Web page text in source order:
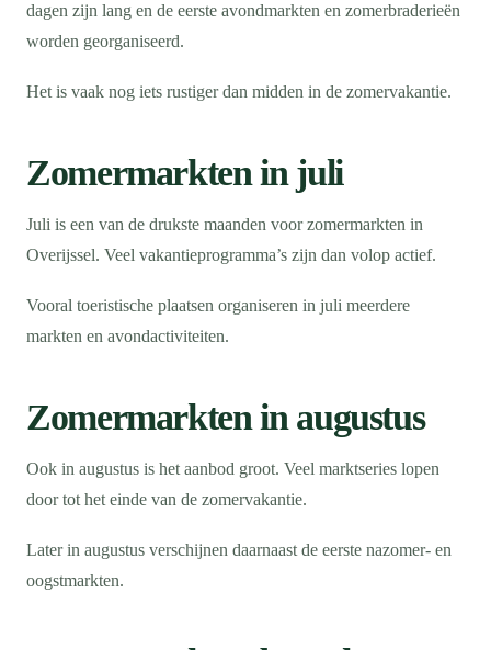
dagen zijn lang en de eerste avondmarkten en zomerbraderieën
worden georganiseerd.
Het is vaak nog iets rustiger dan midden in de zomervakantie.
Zomermarkten in juli
Juli is een van de drukste maanden voor zomermarkten in
Overijssel. Veel vakantieprogramma’s zijn dan volop actief.
Vooral toeristische plaatsen organiseren in juli meerdere
markten en avondactiviteiten.
Zomermarkten in augustus
Ook in augustus is het aanbod groot. Veel marktseries lopen
door tot het einde van de zomervakantie.
Later in augustus verschijnen daarnaast de eerste nazomer- en
oogstmarkten.